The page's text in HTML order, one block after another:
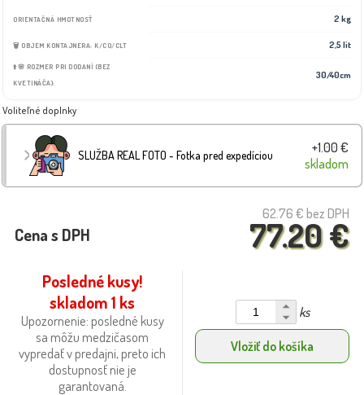
ORIENTAČNÁ HMOTNOSŤ 2 kg
🗑️ OBJEM KONTAJNERA: K/CO/CLT 2,5 lit
⬆️🌸 ROZMER PRI DODANÍ (BEZ
KVETINÁČA):
30/40cm
Voliteľné doplnky
SLUŽBA REAL FOTO - Fotka pred expedíciou
+1.00 €
skladom
62.76 € bez DPH
77.20 €
Cena s DPH
Posledné kusy!
skladom 1 ks
Upozornenie: posledné kusy
sa môžu medzičasom
vypredať v predajni, preto ich
dostupnosť nie je
garantovaná.
ks
Vložiť do košíka